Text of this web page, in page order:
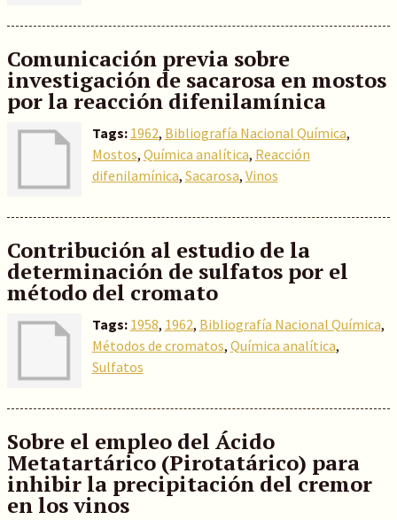
Comunicación previa sobre
investigación de sacarosa en mostos
por la reacción difenilamínica
Tags: 1962, Bibliografía Nacional Química,
Mostos, Química analítica, Reacción
difenilamínica, Sacarosa, Vinos
Contribución al estudio de la
determinación de sulfatos por el
método del cromato
Tags: 1958, 1962, Bibliografía Nacional Química,
Métodos de cromatos, Química analítica,
Sulfatos
Sobre el empleo del Ácido
Metatartárico (Pirotatárico) para
inhibir la precipitación del cremor
en los vinos